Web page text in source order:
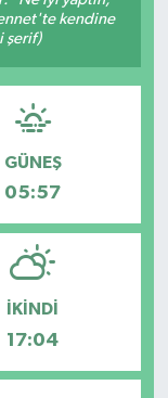
kendine
şerif)
GÜNEŞ
05:57
İKINDI
17:04